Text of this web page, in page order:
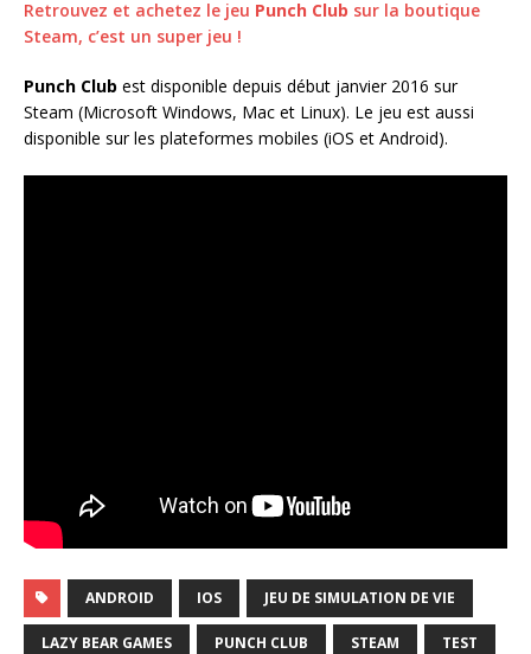
Retrouvez et achetez le jeu Punch Club sur la boutique
Steam, c’est un super jeu !
Punch Club est disponible depuis début janvier 2016 sur
Steam (Microsoft Windows, Mac et Linux). Le jeu est aussi
disponible sur les plateformes mobiles (iOS et Android).
ANDROID IOS JEU DE SIMULATION DE VIE
LAZY BEAR GAMES PUNCH CLUB STEAM TEST